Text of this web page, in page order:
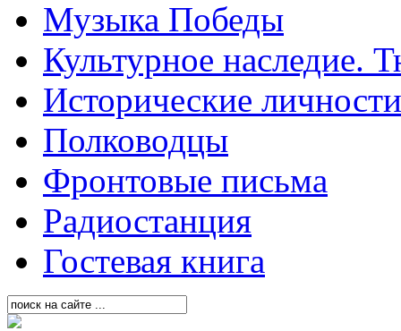
Музыка Победы
Культурное наследие.
Исторические личности
Полководцы
Фронтовые письма
Радиостанция
Гостевая книга